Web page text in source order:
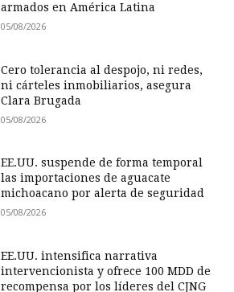
armados en América Latina
05/08/2026
Cero tolerancia al despojo, ni redes,
ni cárteles inmobiliarios, asegura
Clara Brugada
05/08/2026
EE.UU. suspende de forma temporal
las importaciones de aguacate
michoacano por alerta de seguridad
05/08/2026
EE.UU. intensifica narrativa
intervencionista y ofrece 100 MDD de
recompensa por los líderes del CJNG